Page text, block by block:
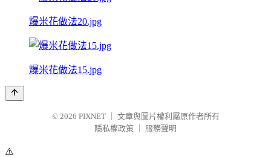
爆米花做法20.jpg
爆米花做法15.jpg
© 2026 PIXNET
文章與圖片權利屬原作者所有
隱私權政策
服務聲明
⚠️